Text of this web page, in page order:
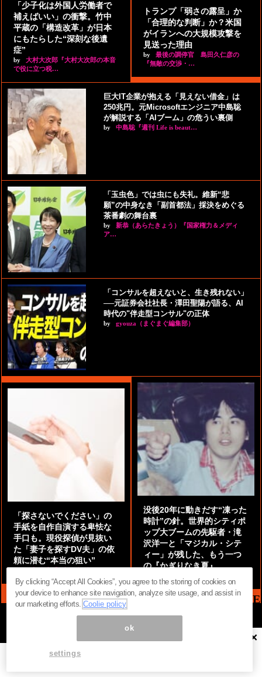
「少子化は外国人労働者で
補えばいい」の衝撃。竹中
平蔵の「構造改革」が日本
にもたらした“深刻な後遺
症”
by
大村大次郎『大村大次郎の本音
で役に立つ税…
トランプ「弱さの露呈」か
「合理的な判断」か？米国
がイランへの大規模攻撃を
見送った理由
by
最後の調停官 島田久仁彦の
『無敵の交渉・…
巨大IT企業が抱える「見えない借金」は
250兆円。元Microsoftエンジニア中島聡
が解説する「AIブーム」の危うい裏側
by 中島聡『週刊 Life is beaut…
「玉虫色」では虫にも失礼。維新“悲
願”の中身なき「副首都法」採決をめぐる
茶番劇の舞台裏
by
新恭（あらたきょう）『国家権力＆メディ
ア…
「コンサルを超えないと、生き残れない」
──元証券会社社長・澤田聖陽が語る、AI
時代の"伴走型コンサル"の正体
by gyouza（まぐまぐ編集部）
「探さないでください」の
手紙を自作自演する卑怯な
手口も。現役探偵が見抜い
た「妻子を探すDV夫」の依
頼に潜む“本当の狙い”
没後20年に動きだす“凍った
時計”の針。世界的シティポ
ップ大ブームの先駆者・滝
沢洋一と「マジカル・シテ
ィー」が残した、もう一つ
の『かぎりなき夏』
MAG2 NEWS HEADLINE
ページ内の商標は全て商標権者に属します。無断転載を禁じます。 ©
まぐまぐ！
×
By clicking “Accept All Cookies”, you agree to the storing of cookies on
your device to enhance site navigation, analyze site usage, and assist in
our marketing efforts.Coolie policy
ok
settings